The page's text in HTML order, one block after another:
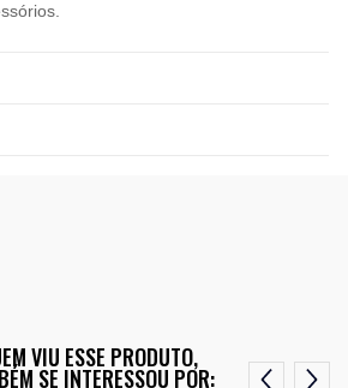
VIU ESSE PRODUTO,
SE INTERESSOU POR: